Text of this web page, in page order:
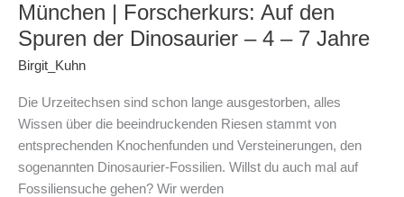
München | Forscherkurs: Auf den
Spuren der Dinosaurier – 4 – 7 Jahre
Birgit_Kuhn
Die Urzeitechsen sind schon lange ausgestorben, alles
Wissen über die beeindruckenden Riesen stammt von
entsprechenden Knochenfunden und Versteinerungen, den
sogenannten Dinosaurier-Fossilien. Willst du auch mal auf
Fossiliensuche gehen? Wir werden
München
|
Forscherkurs:
Auf
den
Spuren
der
Dinosaurier
–